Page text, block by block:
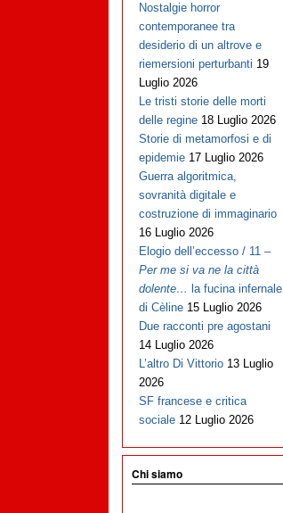
Nostalgie horror
contemporanee tra
desiderio di un altrove e
riemersioni perturbanti 19
Luglio 2026
Le tristi storie delle morti
delle regine 18 Luglio 2026
Storie di metamorfosi e di
epidemie 17 Luglio 2026
Guerra algoritmica,
sovranità digitale e
costruzione di immaginario
16 Luglio 2026
Elogio dell’eccesso / 11 –
Per me si va ne la città
dolente… la fucina infernale
di Cèline 15 Luglio 2026
Due racconti pre agostani
14 Luglio 2026
L’altro Di Vittorio 13 Luglio
2026
SF francese e critica
sociale 12 Luglio 2026
Chi siamo